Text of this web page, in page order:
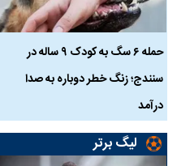
حمله ۶ سگ به کودک ۹ ساله در
سنندج؛ زنگ خطر دوباره به صدا
درآمد
لیگ برتر